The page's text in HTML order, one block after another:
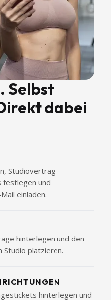
Selbst
dabei
Studiovertrag
festlegen und
einladen.
hinterlegen und den
Studio platzieren.
hinterlegen und